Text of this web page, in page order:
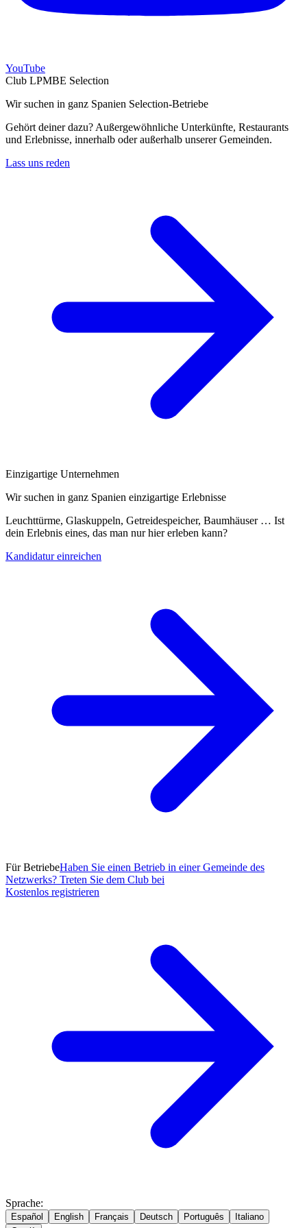
YouTube
Club LPMBE Selection
Wir suchen in ganz Spanien Selection-Betriebe
Gehört deiner dazu? Außergewöhnliche Unterkünfte, Restaurants
und Erlebnisse, innerhalb oder außerhalb unserer Gemeinden.
Lass uns reden
Einzigartige Unternehmen
Wir suchen in ganz Spanien einzigartige Erlebnisse
Leuchttürme, Glaskuppeln, Getreidespeicher, Baumhäuser … Ist
dein Erlebnis eines, das man nur hier erleben kann?
Kandidatur einreichen
Für BetriebeHaben Sie einen Betrieb in einer Gemeinde des
Netzwerks? Treten Sie dem Club bei
Kostenlos registrieren
Sprache:
Español English Français Deutsch Português
Italiano